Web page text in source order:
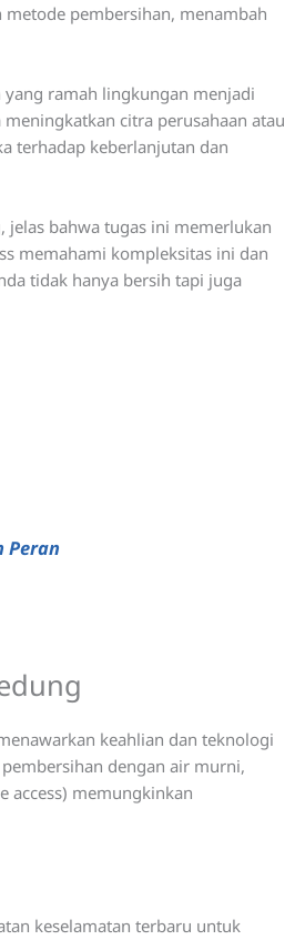
pembersihan, menambah
ramah lingkungan menjadi
citra perusahaan atau
terhadap keberlanjutan dan
bahwa tugas ini memerlukan
memahami kompleksitas ini dan
tidak hanya bersih tapi juga
Peran
keahlian dan teknologi
dengan air murni,
access) memungkinkan
keselamatan terbaru untuk